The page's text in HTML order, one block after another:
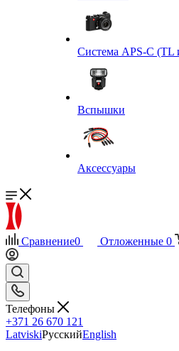
Система APS-C (TL
Вспышки
Аксессуары
Сравнение0 Отложенные 0
Телефоны
+371 26 670 121
LatviskiРусскийEnglish